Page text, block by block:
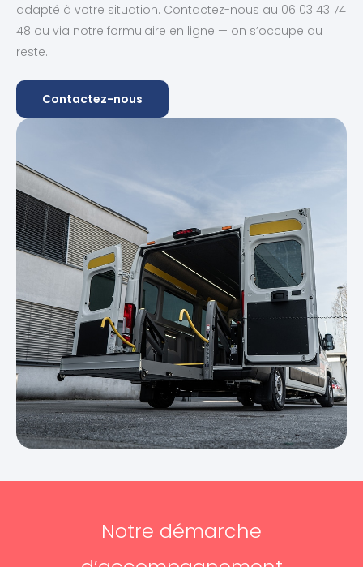
adapté à votre situation. Contactez-nous au 06 03 43 74
48 ou via notre formulaire en ligne — on s’occupe du
reste.
Contactez-nous
Notre démarche